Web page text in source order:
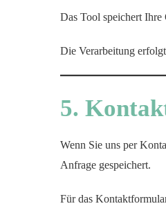
Das Tool speichert
Die Verarbeitung
5.
Wenn Sie uns per
Anfrage gespeichert.
Für das